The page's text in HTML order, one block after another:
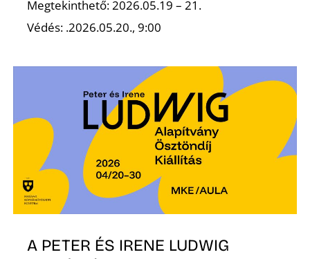
Megtekinthető: 2026.05.19 – 21.
Védés: .2026.05.20., 9:00
A PETER ÉS IRENE LUDWIG